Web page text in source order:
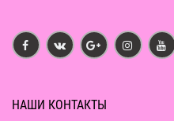
НАШИ КОНТАКТЫ